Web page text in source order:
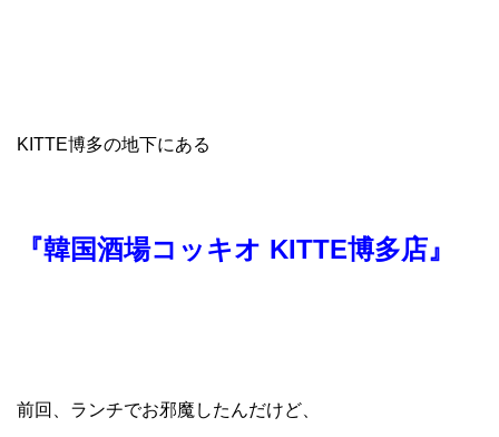
KITTE博多の地下にある
『韓国酒場コッキオ KITTE博多店』
前回、ランチでお邪魔したんだけど、